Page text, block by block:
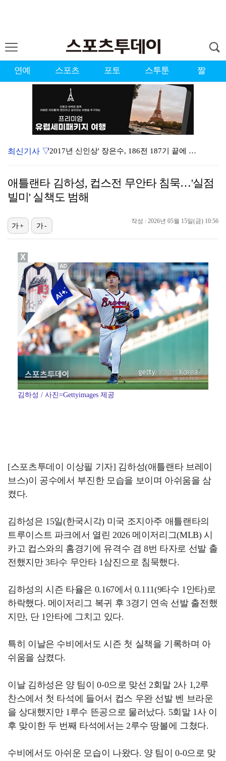
연예 스포츠 포토 스투툰 짤
'2017년 신인상' 장은수, 186전 187기 끝에 …
제니 "남자에 먼저 메시지 안 보내, 동거? 여기까지만…
'유부녀 킬러' 무진성, 천재 해커의 냉철·허당미 오가…
스윙스, 배우 도전하더니 마동석과 투샷 "마침내 만났다…
[ST포토] 장은수, KLPGA 첫 우승
[ST포토] 장은수, KLPGA 첫 우승
[ST포토] 장은수, 제주 삼다수 마스터즈 우승
최신기사 ▽
애틀랜타 김하성, 컵스전 무안타 침묵…'실점
빌미' 실책도 범해
작성 : 2026년 05월 15일(금) 10:56
가+ 가-
김하성 / 사진=Gettyimages 제공
[스포츠투데이 이상필 기자] 김하성(애틀랜타 브레이
브스)이 공수에서 부진한 모습을 보이며 아쉬움을 삼
켰다.
김하성은 15일(한국시각) 미국 조지아주 애틀랜타의
트루이스트 파크에서 열린 2026 메이저리그(MLB) 시
카고 컵스와의 홈경기에 유격수 겸 8번 타자로 선발 출
전했지만 3타수 무안타 1삼진으로 침묵했다.
김하성의 시즌 타율은 0.167에서 0.111(9타수 1안타)로
하락했다. 메이저리그 복귀 후 3경기 연속 선발 출전했
지만, 단 1안타에 그치고 있다.
특히 이날은 수비에서도 시즌 첫 실책을 기록하며 아
쉬움을 삼켰다.
이날 김하성은 양 팀이 0-0으로 맞선 2회말 2사 1,2루
찬스에서 첫 타석에 들어서 컵스 우완 선발 벤 브라운
을 상대했지만 1루수 뜬공으로 물러났다. 5회말 1사 이
후 맞이한 두 번째 타석에서는 2루수 땅볼에 그쳤다.
수비에서도 아쉬운 모습이 나왔다. 양 팀이 0-0으로 맞
X